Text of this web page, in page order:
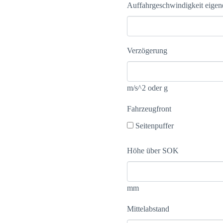
Auffahrgeschwindigkeit
Verzögerung
m/s^2 oder g
Fahrzeugfront
Seitenpuffer
Höhe über SOK
mm
Mittelabstand